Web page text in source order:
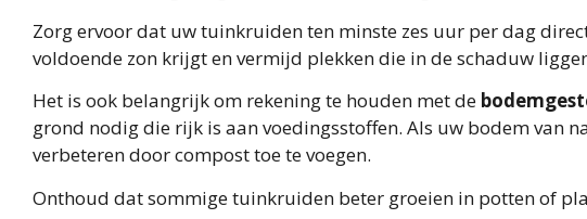
Zorg ervoor dat uw tuinkruiden ten minste zes uur per dag
voldoende zon krijgt en vermijd plekken die in de schaduw
Het is ook belangrijk om rekening te houden met de
grond nodig die rijk is aan voedingsstoffen. Als uw bodem van
verbeteren door compost toe te voegen.
Onthoud dat sommige tuinkruiden beter groeien in potten of